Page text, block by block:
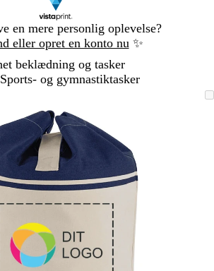
en mere personlig oplevelse?
eller opret en konto nu ✨
beklædning og tasker
Sports- og gymnastiktasker
billede
til
minimum
for
at
udvide
tasterne
plus
og
minus
til
at
piletasterne
til
at